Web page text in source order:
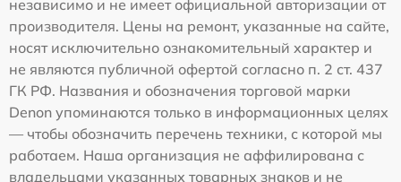
независимо и не имеет официальной авторизации от
производителя. Цены на ремонт, указанные на сайте,
носят исключительно ознакомительный характер и
не являются публичной офертой согласно п. 2 ст. 437
ГК РФ. Названия и обозначения торговой марки
Denon упоминаются только в информационных целях
— чтобы обозначить перечень техники, с которой мы
работаем. Наша организация не аффилирована с
владельцами указанных товарных знаков и не